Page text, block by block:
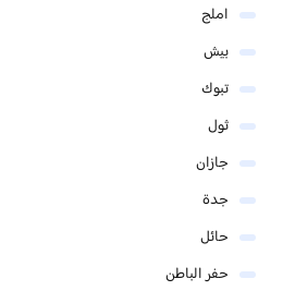
املج
بيش
تبوك
ثول
جازان
جدة
حائل
حفر الباطن